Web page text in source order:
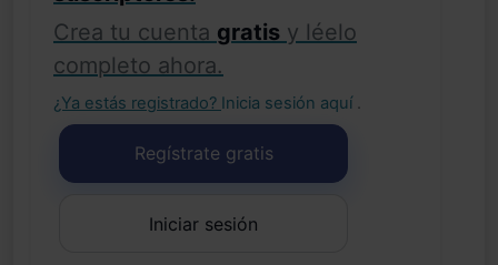
Crea tu cuenta gratis y léelo
completo ahora.
¿Ya estás registrado? Inicia sesión aquí .
Regístrate gratis
Iniciar sesión